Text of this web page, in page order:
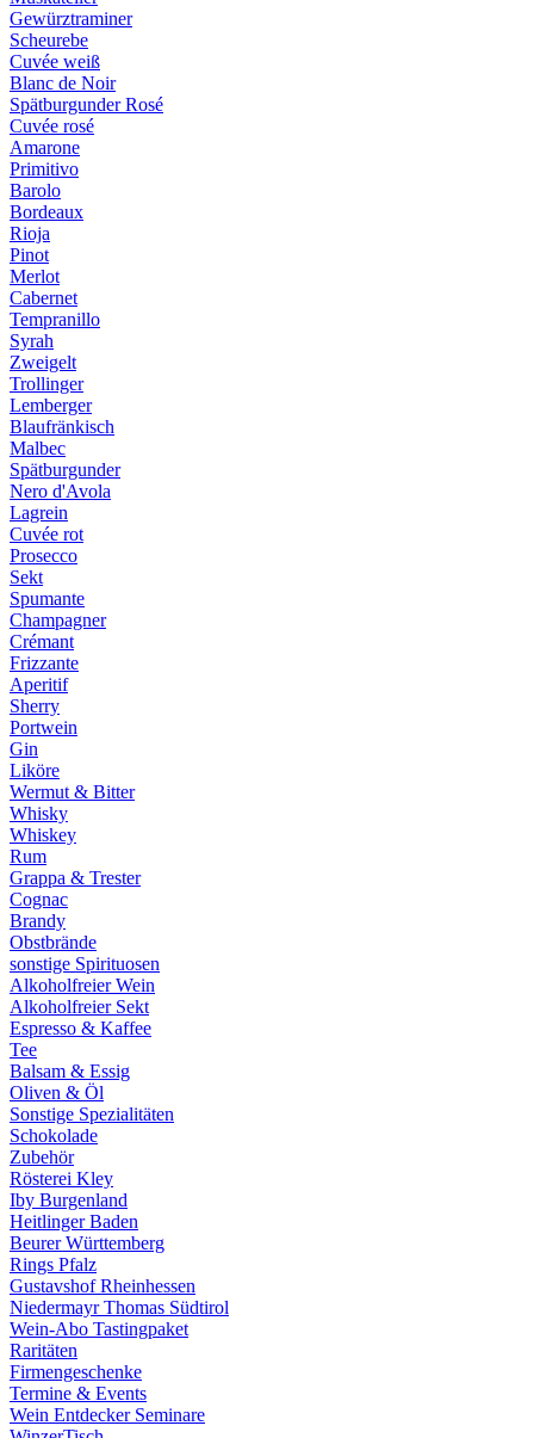
Gewürztraminer
Scheurebe
Cuvée weiß
Blanc de Noir
Spätburgunder Rosé
Cuvée rosé
Amarone
Primitivo
Barolo
Bordeaux
Rioja
Pinot
Merlot
Cabernet
Tempranillo
Syrah
Zweigelt
Trollinger
Lemberger
Blaufränkisch
Malbec
Spätburgunder
Nero d'Avola
Lagrein
Cuvée rot
Prosecco
Sekt
Spumante
Champagner
Crémant
Frizzante
Aperitif
Sherry
Portwein
Gin
Liköre
Wermut & Bitter
Whisky
Whiskey
Rum
Grappa & Trester
Cognac
Brandy
Obstbrände
sonstige Spirituosen
Alkoholfreier Wein
Alkoholfreier Sekt
Espresso & Kaffee
Tee
Balsam & Essig
Oliven & Öl
Sonstige Spezialitäten
Schokolade
Zubehör
Rösterei Kley
Iby Burgenland
Heitlinger Baden
Beurer Württemberg
Rings Pfalz
Gustavshof Rheinhessen
Niedermayr Thomas Südtirol
Wein-Abo Tastingpaket
Raritäten
Firmengeschenke
Termine & Events
Wein Entdecker Seminare